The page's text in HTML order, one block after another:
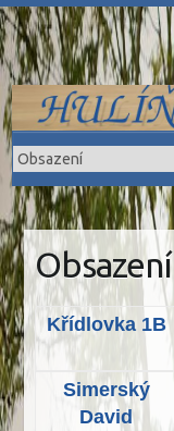
Skip
to
content
Obsazení
Křídlovka 1B
Simerský
David